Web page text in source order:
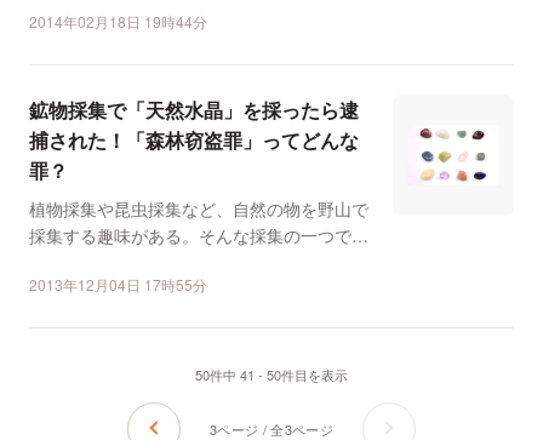
2014年02月18日 19時44分
鉱物採集で「天然水晶」を採ったら逮
捕された！「森林窃盗罪」ってどんな
罪？
植物採集や昆虫採集など、自然の物を野山で
採集する趣味がある。そんな採集の一つであ
2013年12月04日 17時55分
50件中 41 - 50件目を表示
3ページ / 全3ページ